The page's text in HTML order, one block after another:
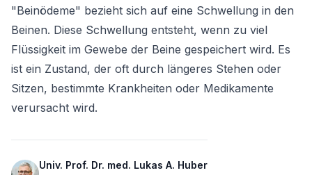
"Beinödeme" bezieht sich auf eine Schwellung in den
Beinen. Diese Schwellung entsteht, wenn zu viel
Flüssigkeit im Gewebe der Beine gespeichert wird. Es
ist ein Zustand, der oft durch längeres Stehen oder
Sitzen, bestimmte Krankheiten oder Medikamente
verursacht wird.
Univ. Prof. Dr. med. Lukas A. Huber